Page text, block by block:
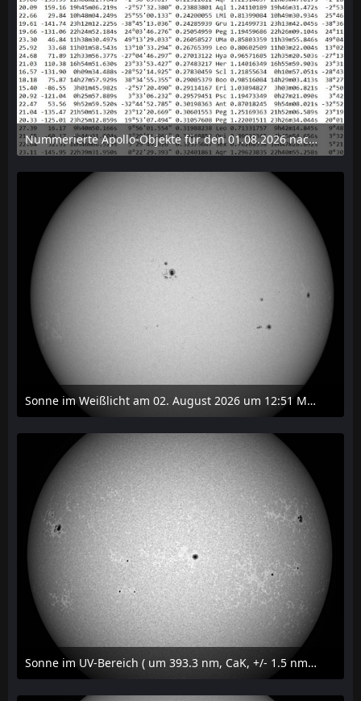
Nummerierte Apollo-Objekte für den 01.08.2026 nach Erdabstand sortiert, nur die ersten der 1910 Objekte angezeigt
6. August 2026 um 15:14
Sonne im Weißlicht am 02. August 2026 um 12:51 MESZ
2. August 2026 um 16:37
Sonne im UV-Bereich ( um 393.3 nm, CaK, +/- 1.5 nm) am 29. Juli 2026 um 17:59 MESZ
31. Juli 2026 um 20:03